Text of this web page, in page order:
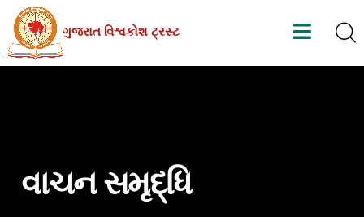
Skip
the
ગુજરાત વિશ્વકોશ ટ્રસ્ટ
વાચન સમૃદ્ધિ